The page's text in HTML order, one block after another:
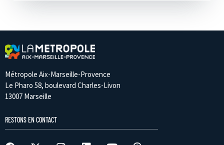
Métropole Aix-Marseille-Provence
Le Pharo 58, boulevard Charles-Livon
13007 Marseille
RESTONS EN CONTACT